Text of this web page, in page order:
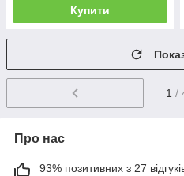
Купити
1 /
Про нас
93% позитивних з 27